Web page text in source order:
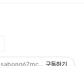
sabong67mcom 님의 블로그
구독하기